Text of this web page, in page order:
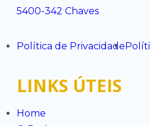
5400-342 Chaves
Política de Privacidade
LINKS ÚTEIS
Home